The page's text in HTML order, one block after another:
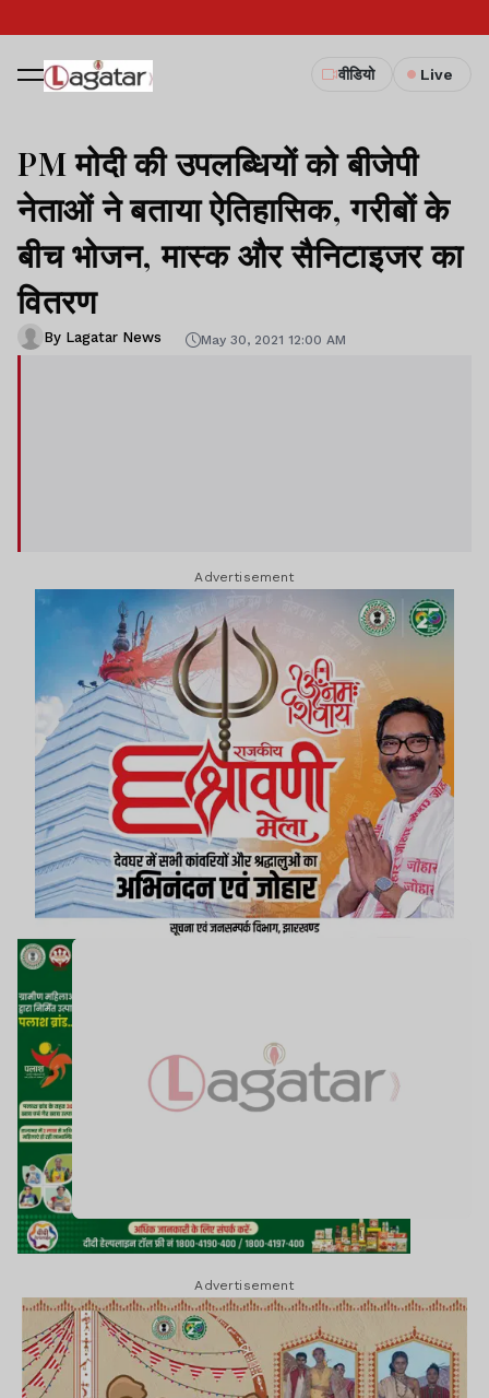
वीडियो Live
PM मोदी की उपलब्धियों को बीजेपी
नेताओं ने बताया ऐतिहासिक, गरीबों के
बीच भोजन, मास्क और सैनिटाइजर का
वितरण
By Lagatar News May 30, 2021 12:00 AM
Advertisement
Advertisement